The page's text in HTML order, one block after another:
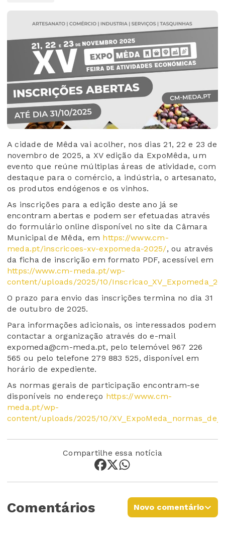
A cidade de Mêda vai acolher, nos dias 21, 22 e 23 de
novembro de 2025, a XV edição da ExpoMêda, um
evento que reúne múltiplas áreas de atividade, com
destaque para o comércio, a indústria, o artesanato,
os produtos endógenos e os vinhos.
As inscrições para a edição deste ano já se
encontram abertas e podem ser efetuadas através
do formulário online disponível no site da Câmara
Municipal de Mêda, em https://www.cm-
meda.pt/inscricoes-xv-expomeda-2025/, ou através
da ficha de inscrição em formato PDF, acessível em
https://www.cm-meda.pt/wp-
content/uploads/2025/10/
O prazo para envio das inscrições termina no dia 31
de outubro de 2025.
Para informações adicionais, os interessados podem
contactar a organização através do e-mail
expomeda@cm-meda.pt, pelo telemóvel 967 226
565 ou pelo telefone 279 883 525, disponível em
horário de expediente.
As normas gerais de participação encontram-se
disponíveis no endereço https://www.cm-
meda.pt/wp-
content/uploads/2025/10/
Compartilhe essa notícia
Comentários Novo comentário